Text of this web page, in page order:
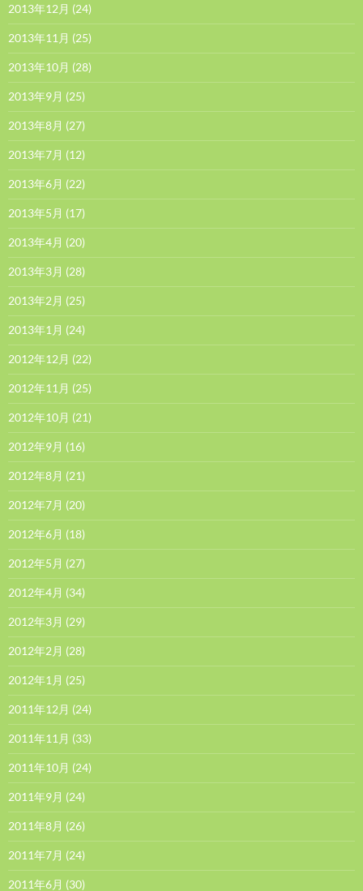
2013年12月 (24)
2013年11月 (25)
2013年10月 (28)
2013年9月 (25)
2013年8月 (27)
2013年7月 (12)
2013年6月 (22)
2013年5月 (17)
2013年4月 (20)
2013年3月 (28)
2013年2月 (25)
2013年1月 (24)
2012年12月 (22)
2012年11月 (25)
2012年10月 (21)
2012年9月 (16)
2012年8月 (21)
2012年7月 (20)
2012年6月 (18)
2012年5月 (27)
2012年4月 (34)
2012年3月 (29)
2012年2月 (28)
2012年1月 (25)
2011年12月 (24)
2011年11月 (33)
2011年10月 (24)
2011年9月 (24)
2011年8月 (26)
2011年7月 (24)
2011年6月 (30)